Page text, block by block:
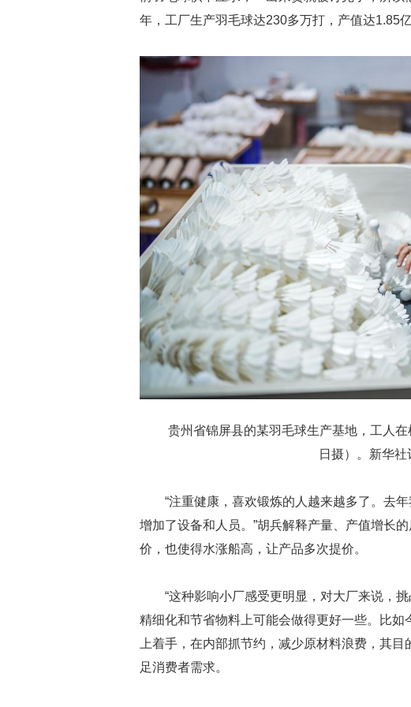
年，工厂生产羽毛球达230多万打，产值达1.85
贵州省锦屏县的某羽毛球生产基地，工人
日摄）。新华
“注重健康，喜欢锻炼的人越来越多了。去
增加了设备和人员。”胡兵解释产量、产值增长
价，也使得水涨船高，让产品多次提价。
“这种影响小厂感受更明显，对大厂来说，
精细化和节省物料上可能会做得更好一些。比
上着手，在内部抓节约，减少原材料浪费，其
足消费者需求。